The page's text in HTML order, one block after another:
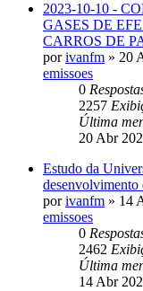
2023-10-10 -
GASES DE
CARROS DE
porivanfm » 20
emissoes
0
2257
Última
20 Abr
Estudo da
desenvolvimento
porivanfm » 14
emissoes
0
2462
Última
14 Abr